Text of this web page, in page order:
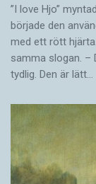
”I love Hjo”
började den
med ett rött
samma slogan. –
tydlig. Den är lätt…